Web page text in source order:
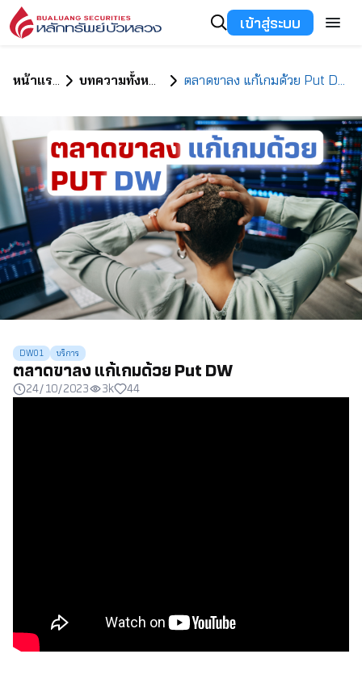
เข้าสู่ระบบ
หน้าแรก บทความทั้งหมด ตลาดขาลง แก้เกมด้วย Put DW
DW01 บริการ
ตลาดขาลง แก้เกมด้วย Put DW
24/10/2023 3k 44